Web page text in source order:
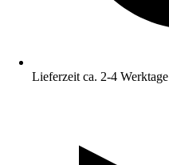
Lieferzeit ca. 2-4 Werktage